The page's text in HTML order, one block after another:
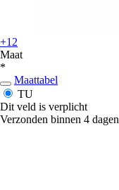
+12
Maat
*
Maattabel
TU
Dit veld is verplicht
Verzonden binnen 4 dagen